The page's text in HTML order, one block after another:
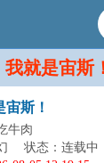
就是宙斯！
斯！
牛肉
状态：连载中